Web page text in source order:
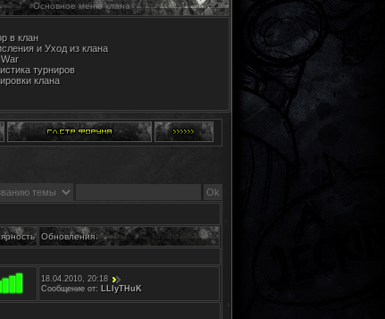
Основное меню клана
в клан
и Уход из клана
турниров
клана
Обновления↓
18.04.2010, 20:18
Сообщение от: LLIyTHuK